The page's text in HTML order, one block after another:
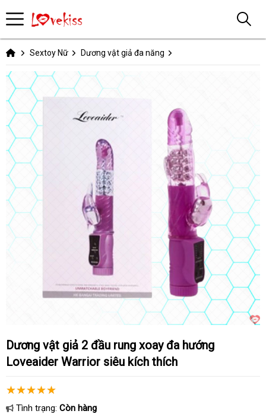
Sextoy Nữ Dương vật giả đa năng
Dương vật giả 2 đầu rung xoay đa hướng
Loveaider Warrior siêu kích thích
Tình trạng: Còn hàng